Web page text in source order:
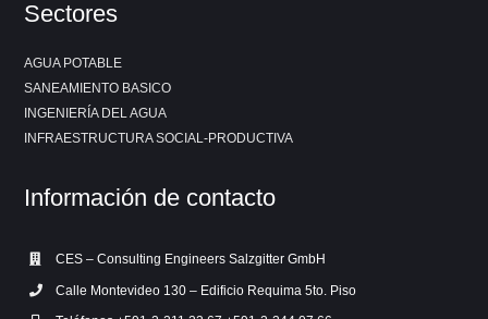
Sectores
AGUA POTABLE
SANEAMIENTO BASICO
INGENIERÍA DEL AGUA
INFRAESTRUCTURA SOCIAL-PRODUCTIVA
Información de contacto
CES – Consulting Engineers Salzgitter GmbH
Calle Montevideo 130 – Edificio Requima 5to. Piso